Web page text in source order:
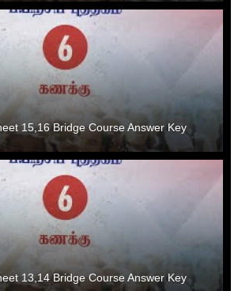
15,16 Bridge Course Answer Key
13,14 Bridge Course Answer Key